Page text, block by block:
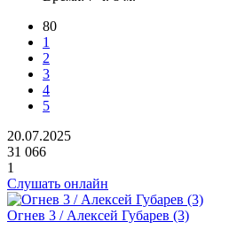
80
1
2
3
4
5
20.07.2025
31 066
1
Слушать онлайн
Огнев 3 / Алексей Губарев (3)